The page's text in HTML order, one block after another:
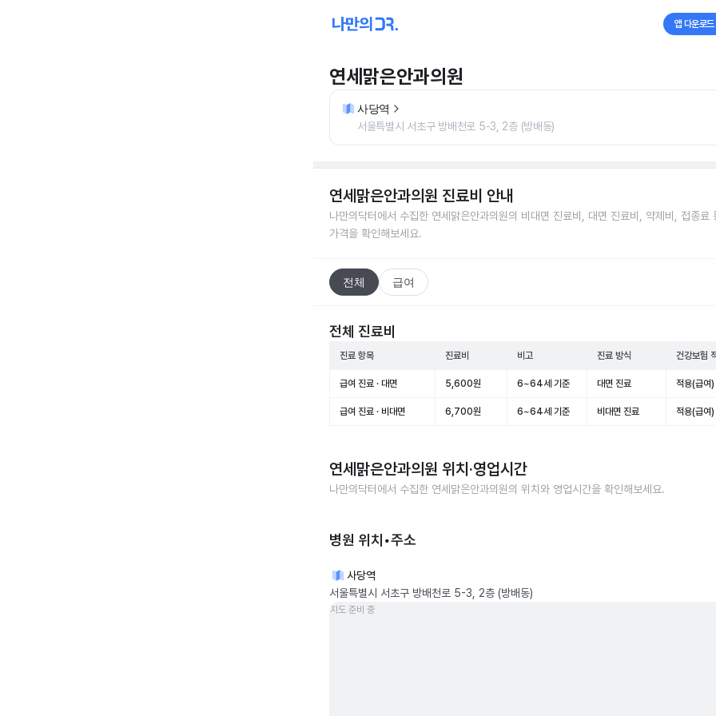
앱 다운로드
연세맑은안과의원
사당역
서울특별시 서초구 방배천로 5-3, 2층 (방배동)
연세맑은안과의원 진료비 안내
나만의닥터에서 수집한 연세맑은안과의원의 비대면 진료비, 대면 진료비, 약제비, 접종료
가격을 확인해보세요.
전체 급여
전체 진료비
진료 항목 진료비 비고 진료 방식 건강보험
급여 진료 · 대면 5,600원 6~64세 기준 대면 진료 적용(급여)
급여 진료 · 비대면 6,700원 6~64세 기준 비대면 진료 적용(급여)
연세맑은안과의원 위치·영업시간
나만의닥터에서 수집한 연세맑은안과의원의 위치와 영업시간을 확인해보세요.
병원 위치•주소
사당역
서울특별시 서초구 방배천로 5-3, 2층 (방배동)
지도 준비 중